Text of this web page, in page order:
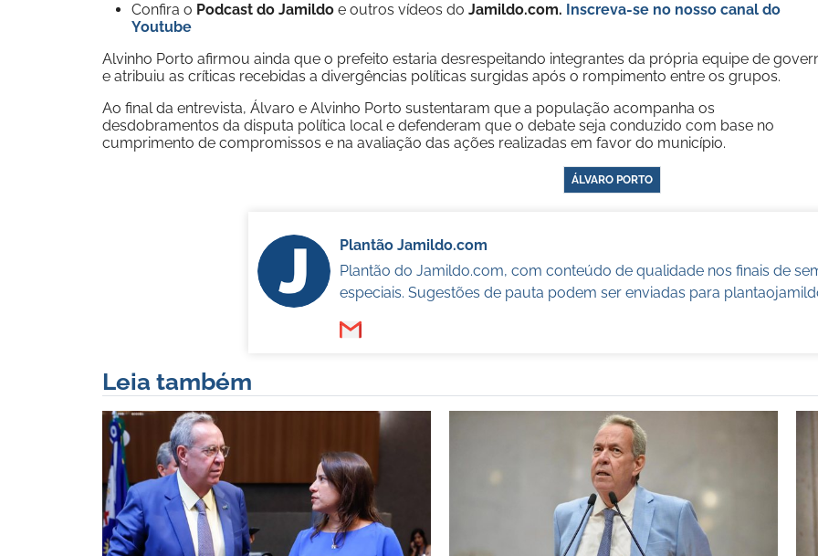
Confira o Podcast do Jamildo e outros vídeos do Jamildo.com. Inscreva-se no nosso canal do
Youtube
Alvinho Porto afirmou ainda que o prefeito estaria desrespeitando integrantes da própria equipe de
e atribuiu as críticas recebidas a divergências políticas surgidas após o rompimento entre os grupos.
Ao final da entrevista, Álvaro e Alvinho Porto sustentaram que a população acompanha os
desdobramentos da disputa política local e defenderam que o debate seja conduzido com base no
cumprimento de compromissos e na avaliação das ações realizadas em favor do município.
ÁLVARO PORTO
Plantão Jamildo.com
Plantão do Jamildo.com, com conteúdo de qualidade nos finais de
especiais. Sugestões de pauta podem ser enviadas para
Leia também